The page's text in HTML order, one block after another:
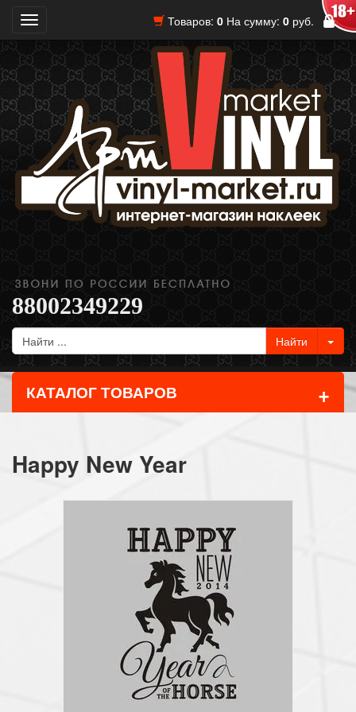
Товаров: 0 На сумму: 0 руб.
Toggle
navigation
88002349229
КАТАЛОГ ТОВАРОВ +
Happy New Year